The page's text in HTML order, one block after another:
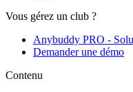
Vous gérez un club ?
Anybuddy PRO -
Demander une démo
Contenu